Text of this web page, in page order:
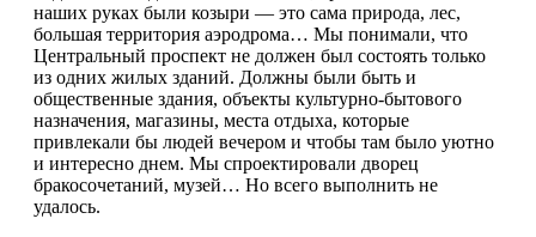
наших руках были козыри — это сама природа, лес,
большая территория аэродрома… Мы понимали, что
Центральный проспект не должен был состоять только
из одних жилых зданий. Должны были быть и
общественные здания, объекты культурно-бытового
назначения, магазины, места отдыха, которые
привлекали бы людей вечером и чтобы там было уютно
и интересно днем. Мы спроектировали дворец
бракосочетаний, музей… Но всего выполнить не
удалось.